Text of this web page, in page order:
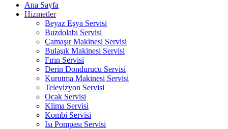
Ana Sayfa
Hizmetler
Beyaz Eşya Servisi
Buzdolabı Servisi
Çamaşır Makinesi Servisi
Bulaşık Makinesi Servisi
Fırın Servisi
Derin Dondurucu Servisi
Kurutma Makinesi Servisi
Televizyon Servisi
Ocak Servisi
Klima Servisi
Kombi Servisi
Isı Pompası Servisi